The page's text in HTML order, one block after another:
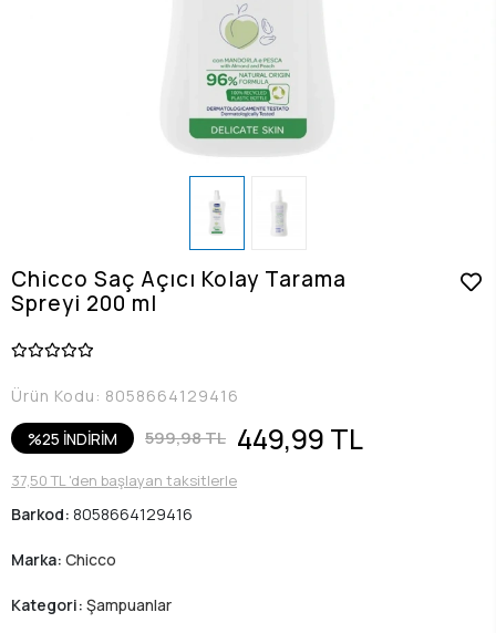
Chicco Saç Açıcı Kolay Tarama
Spreyi 200 ml
Ürün Kodu: 8058664129416
%25 İNDİRİM 599,98 TL 449,99 TL
37,50 TL 'den başlayan taksitlerle
Barkod: 8058664129416
Marka: Chicco
Kategori: Şampuanlar